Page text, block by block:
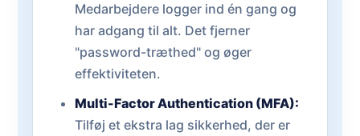
Medarbejdere logger ind én gang og
har adgang til alt. Det fjerner
"password-træthed" og øger
effektiviteten.
Multi-Factor Authentication (MFA):
Tilføj et ekstra lag sikkerhed, der er